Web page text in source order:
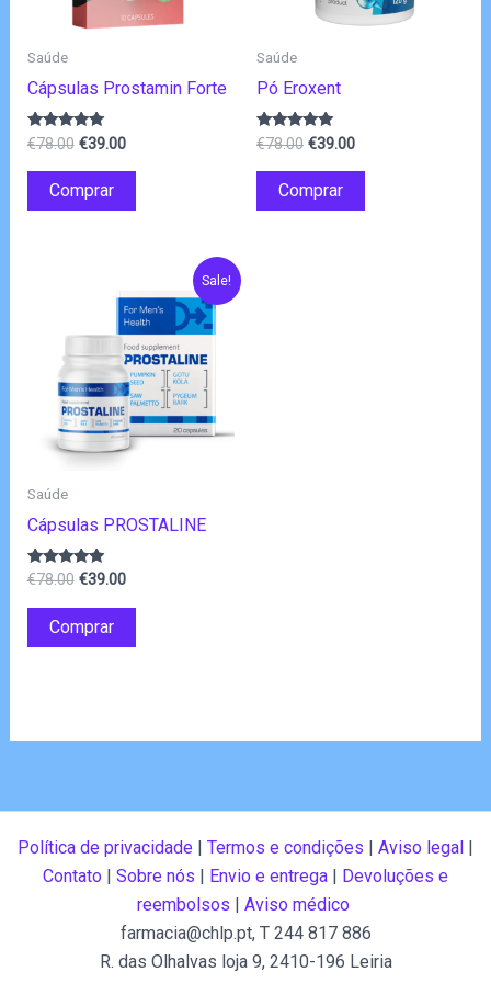
Saúde
Cápsulas Prostamin Forte
Avaliação
de 5
€78.00 O
original
era:
€39.00O
Comprar
Saúde
Pó Eroxent
Avaliação
de 5
€78.00 O
original
era:
€39.00O
Comprar
Sale!
Saúde
Cápsulas PROSTALINE
Avaliação
de 5
€78.00 O
original
era:
€39.00O
Comprar
Política de privacidade | Termos e condições | Aviso legal |
Contato | Sobre nós | Envio e entrega | Devoluções e
reembolsos | Aviso médico
farmacia@chlp.pt, T 244 817 886
R. das Olhalvas loja 9, 2410-196 Leiria